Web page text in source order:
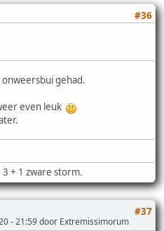
#36
gehad.
even leuk
+ 1 zware storm.
#37
- 21:59 door Extremissimorum